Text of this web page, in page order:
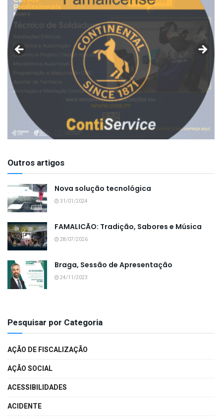
Outros artigos
Nova solução tecnológica
31/01/2024
FAMALICÃO: Tradição, Sabores e Música
28/07/2026
Braga, Sessão de Apresentação
24/11/2023
Pesquisar por Categoria
AÇÃO DE FISCALIZAÇÃO
AÇÃO SOCIAL
ACESSIBILIDADES
ACIDENTE